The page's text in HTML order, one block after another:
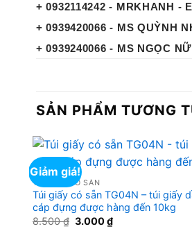
+ 0932114242 - MRKHANH -
+ 0939420066 - MS QUỲNH
+ 0939240066 - MS NGỌC
SẢN PHẨM TƯƠNG
Giảm giá!
TÚI GIẤY CÓ SẴN
Túi giấy có sẵn TG04N – túi giấy
cáp đựng được hàng đến 10kg
8.500₫ Giá
3.000₫Giá